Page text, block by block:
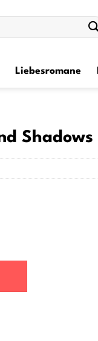
Liebesromane
Shadows